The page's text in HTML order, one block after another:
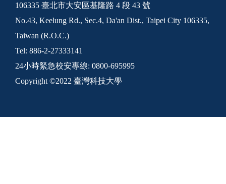
106335 臺北市大安區基隆路 4 段 43 號
No.43, Keelung Rd., Sec.4, Da'an Dist., Taipei City 106335,
Taiwan (R.O.C.)
Tel: 886-2-27333141
24小時緊急校安專線: 0800-695995
Copyright ©2022 臺灣科技大學